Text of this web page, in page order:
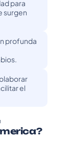
para
surgen
profunda
el